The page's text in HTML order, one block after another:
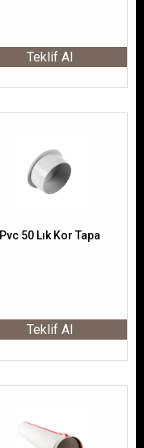
Teklif Al
Pvc 50 Lık Kor Tapa
Teklif Al